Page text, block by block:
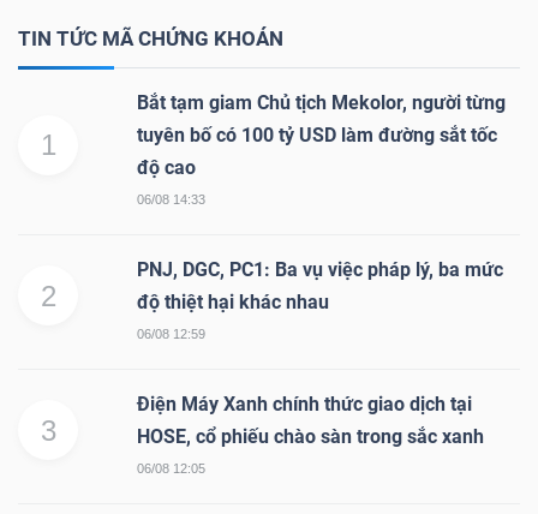
TIN TỨC MÃ CHỨNG KHOÁN
1
Bắt tạm giam Chủ tịch Mekolor, người từng
tuyên bố có 100 tỷ USD làm đường sắt tốc
độ cao
06/08 14:33
2
PNJ, DGC, PC1: Ba vụ việc pháp lý, ba mức
độ thiệt hại khác nhau
06/08 12:59
3
Điện Máy Xanh chính thức giao dịch tại
HOSE, cổ phiếu chào sàn trong sắc xanh
06/08 12:05
TIÊU
SÓC